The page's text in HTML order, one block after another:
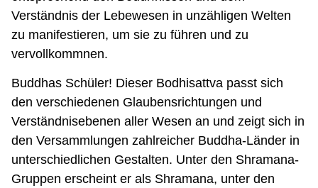
Verständnis der Lebewesen in unzähligen Welten
zu manifestieren, um sie zu führen und zu
vervollkommnen.
Buddhas Schüler! Dieser Bodhisattva passt sich
den verschiedenen Glaubensrichtungen und
Verständnisebenen aller Wesen an und zeigt sich in
den Versammlungen zahlreicher Buddha-Länder in
unterschiedlichen Gestalten. Unter den Shramana-
Gruppen erscheint er als Shramana, unter den